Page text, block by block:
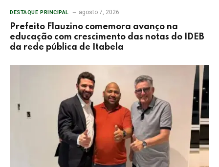
DESTAQUE PRINCIPAL agosto 7, 2026
Prefeito Flauzino comemora avanço na
educação com crescimento das notas do IDEB
da rede pública de Itabela